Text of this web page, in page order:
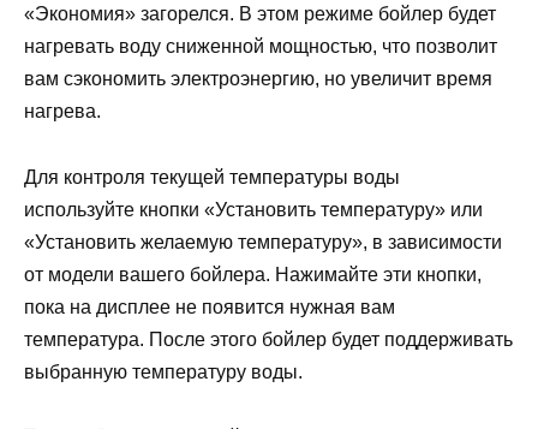
«Экономия» загорелся. В этом режиме бойлер будет
нагревать воду сниженной мощностью, что позволит
вам сэкономить электроэнергию, но увеличит время
нагрева.
Для контроля текущей температуры воды
используйте кнопки «Установить температуру» или
«Установить желаемую температуру», в зависимости
от модели вашего бойлера. Нажимайте эти кнопки,
пока на дисплее не появится нужная вам
температура. После этого бойлер будет поддерживать
выбранную температуру воды.